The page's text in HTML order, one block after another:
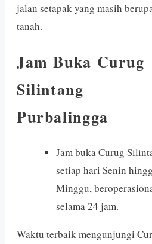
jalan setapak yang masih
tanah.
Jam Buka Curug
Silintang
Purbalingga
Jam buka Curug
setiap hari Senin
Minggu,
selama 24 jam.
Waktu terbaik mengunjungi